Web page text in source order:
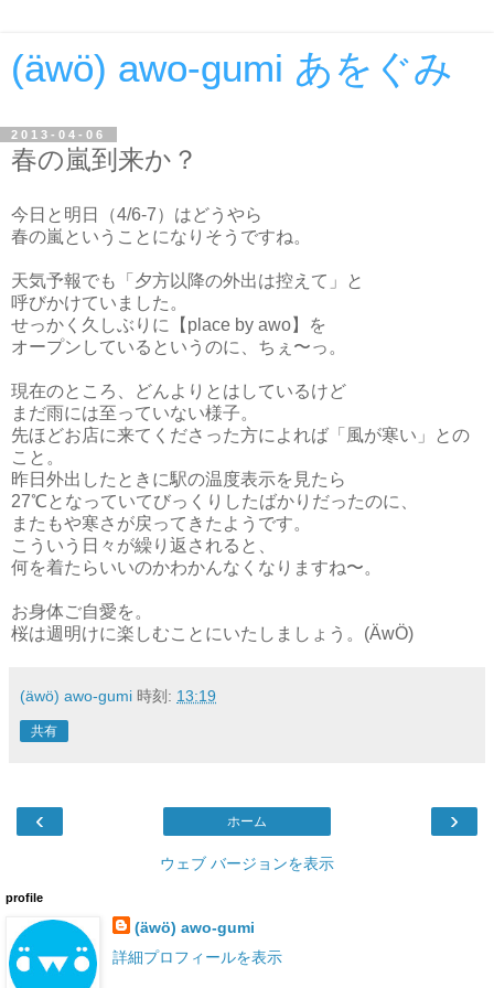
(äwö) awo-gumi あをぐみ
2013-04-06
春の嵐到来か？
今日と明日（4/6-7）はどうやら
春の嵐ということになりそうですね。
天気予報でも「夕方以降の外出は控えて」と
呼びかけていました。
せっかく久しぶりに【place by awo】を
オープンしているというのに、ちぇ〜っ。
現在のところ、どんよりとはしているけど
まだ雨には至っていない様子。
先ほどお店に来てくださった方によれば「風が寒い」との
こと。
昨日外出したときに駅の温度表示を見たら
27℃となっていてびっくりしたばかりだったのに、
またもや寒さが戻ってきたようです。
こういう日々が繰り返されると、
何を着たらいいのかわかんなくなりますね〜。
お身体ご自愛を。
桜は週明けに楽しむことにいたしましょう。(ÄwÖ)
(äwö) awo-gumi 時刻: 13:19
共有
‹ ›
ホーム
ウェブ バージョンを表示
profile
(äwö) awo-gumi
詳細プロフィールを表示